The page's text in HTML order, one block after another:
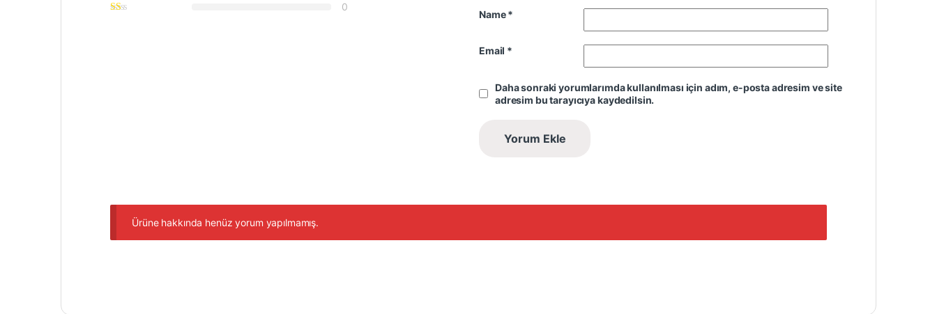
0
Name*
Email *
Daha sonraki yorumlarımda kullanılması için adım, e-posta adresim ve site
adresim bu tarayıcıya kaydedilsin.
Ürüne hakkında henüz yorum yapılmamış.